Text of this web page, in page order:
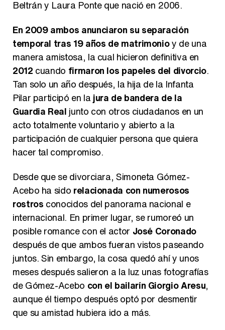
Beltrán y Laura Ponte que nació en 2006.
En 2009 ambos anunciaron su separación
temporal tras 19 años de matrimonioy de una
manera amistosa, la cual hicieron definitiva en
2012 cuando firmaron los papeles del divorcio.
Tan solo un año después, la hija de la Infanta
Pilar participó en la jura de bandera de la
Guardia Real junto con otros ciudadanos en un
acto totalmente voluntario y abierto a la
participación de cualquier persona que quiera
hacer tal compromiso.
Desde que se divorciara, Simoneta Gómez-
Acebo ha sido relacionada con numerosos
rostros conocidos del panorama nacional e
internacional. En primer lugar, se rumoreó un
posible romance con el actor José Coronado
después de que ambos fueran vistos paseando
juntos. Sin embargo, la cosa quedó ahí y unos
meses después salieron a la luz unas fotografías
de Gómez-Acebo con el bailarín Giorgio Aresu,
aunque él tiempo después optó por desmentir
que su amistad hubiera ido a más.